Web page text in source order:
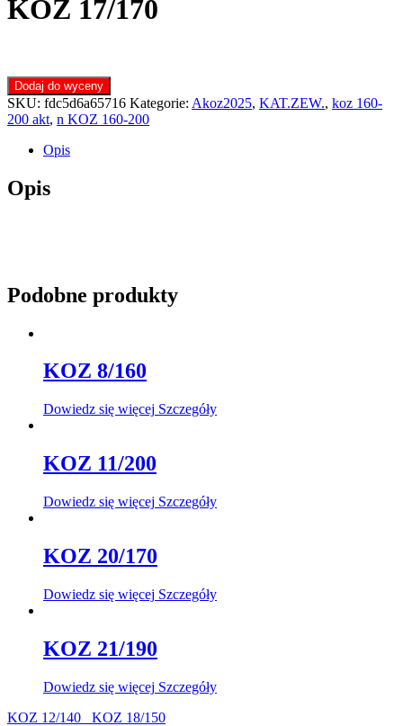
KOZ 17/170
Dodaj do wyceny
SKU: fdc5d6a65716 Kategorie: Akoz2025, KAT.ZEW., koz 160-
200 akt, n KOZ 160-200
Opis
Opis
Podobne produkty
KOZ 8/160
Dowiedz się więcej Szczegóły
KOZ 11/200
Dowiedz się więcej Szczegóły
KOZ 20/170
Dowiedz się więcej Szczegóły
KOZ 21/190
Dowiedz się więcej Szczegóły
KOZ 12/140
KOZ 18/150